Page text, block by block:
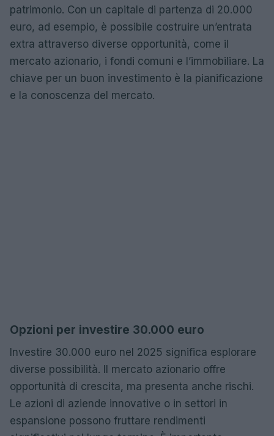
patrimonio. Con un capitale di partenza di 20.000
euro, ad esempio, è possibile costruire un’entrata
extra attraverso diverse opportunità, come il
mercato azionario, i fondi comuni e l’immobiliare. La
chiave per un buon investimento è la pianificazione
e la conoscenza del mercato.
Opzioni per investire 30.000 euro
Investire 30.000 euro nel 2025 significa esplorare
diverse possibilità. Il mercato azionario offre
opportunità di crescita, ma presenta anche rischi.
Le azioni di aziende innovative o in settori in
espansione possono fruttare rendimenti